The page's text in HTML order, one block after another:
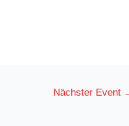
Nächster Event